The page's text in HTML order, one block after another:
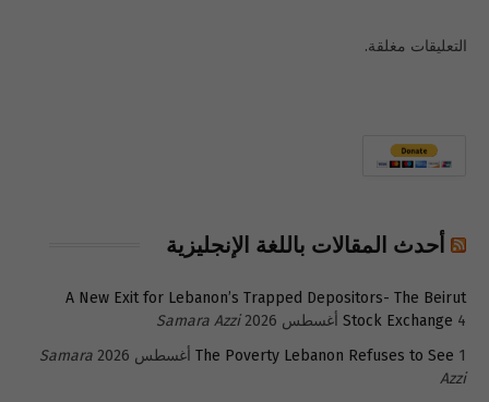
التعليقات مغلقة.
أحدث المقالات باللغة الإنجليزية
A New Exit for Lebanon’s Trapped Depositors- The Beirut
Stock Exchange 4 أغسطس 2026
Samara Azzi
The Poverty Lebanon Refuses to See 1 أغسطس 2026
Samara
Azzi